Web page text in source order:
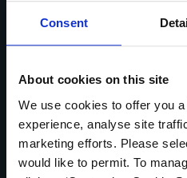
Consent
About cookies on this site
We use cookies to offer you
experience, analyse site
marketing efforts. Please
would like to permit. To
Una compañía experta
Que reduce sus costos
reducidos, menos
Que reduce sus costos
Desempeño
entrega
Conocimiento
Cargar archivo